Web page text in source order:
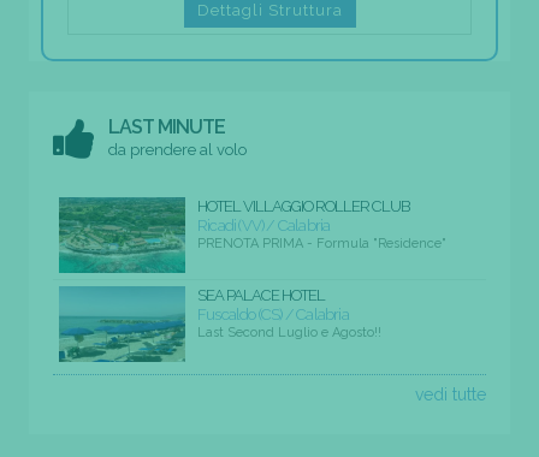
Dettagli Struttura
LAST MINUTE
da prendere al volo
HOTEL VILLAGGIO ROLLER CLUB
Ricadi (VV) / Calabria
PRENOTA PRIMA - Formula "Residence"
SEA PALACE HOTEL
Fuscaldo (CS) / Calabria
Last Second Luglio e Agosto!!
vedi tutte